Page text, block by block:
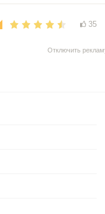
35
Отключить